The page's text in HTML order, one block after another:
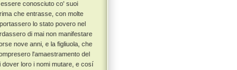
conosciuto co' suoi
che entrasse, con molte
lo stato povero nel
di mai non manifestare
nove anni, e la figliuola, che
l'amaestramento del
loro i nomi mutare, e cosí